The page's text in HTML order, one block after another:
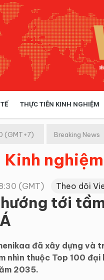
THỰC TIỄN KINH NGHIỆM
(GMT+7) Breaking News
nghiệm
(GMT) Theo dõi
tới
đã xây dựng và
nhìn thuộc Top 100
2035.